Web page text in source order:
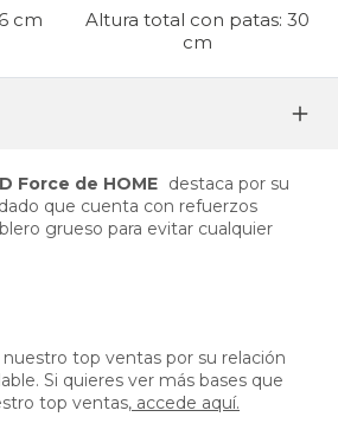
cm
Altura total con patas: 30
cm
Force de HOME destaca por su
que cuenta con refuerzos
grueso para evitar cualquier
top ventas por su relación
Si quieres ver más bases que
top ventas, accede aquí.